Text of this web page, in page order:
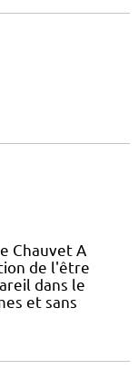
Chauvet A
de l'être
dans le
et sans